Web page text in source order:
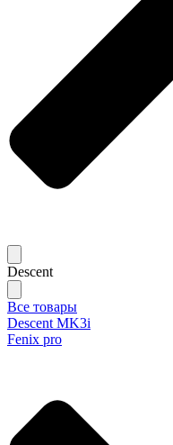
Descent
Все товары
Descent MK3i
Fenix pro